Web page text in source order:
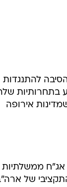
להתנגדות
בתחרותיות
אירופה
אג"ח
התקציבי של